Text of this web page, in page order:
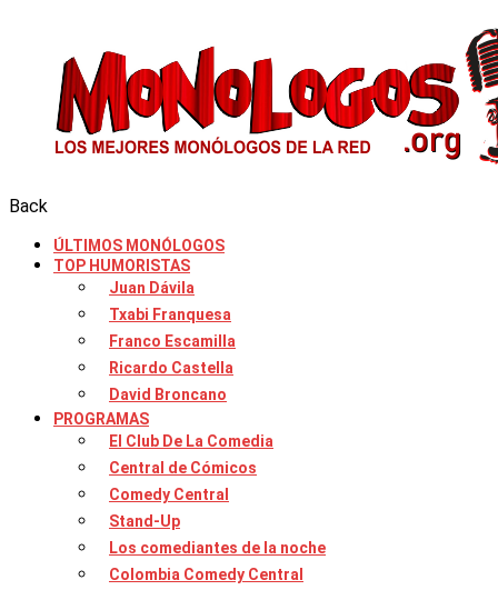
Back
ÚLTIMOS MONÓLOGOS
TOP HUMORISTAS
Juan Dávila
Txabi Franquesa
Franco Escamilla
Ricardo Castella
David Broncano
PROGRAMAS
El Club De La Comedia
Central de Cómicos
Comedy Central
Stand-Up
Los comediantes de la noche
Colombia Comedy Central